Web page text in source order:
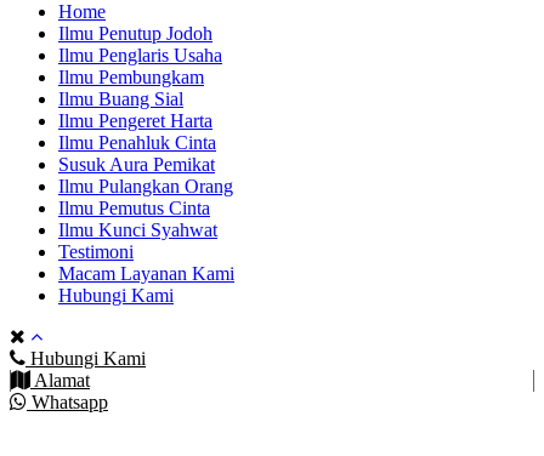
Home
Ilmu Penutup Jodoh
Ilmu Penglaris Usaha
Ilmu Pembungkam
Ilmu Buang Sial
Ilmu Pengeret Harta
Ilmu Penahluk Cinta
Susuk Aura Pemikat
Ilmu Pulangkan Orang
Ilmu Pemutus Cinta
Ilmu Kunci Syahwat
Testimoni
Macam Layanan Kami
Hubungi Kami
Hubungi Kami
Alamat
Whatsapp